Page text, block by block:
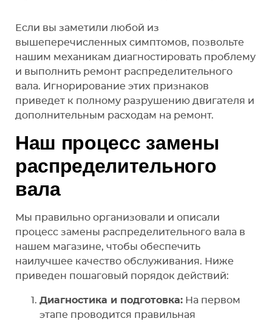
Если вы заметили любой из
вышеперечисленных симптомов, позвольте
нашим механикам диагностировать проблему
и выполнить ремонт распределительного
вала. Игнорирование этих признаков
приведет к полному разрушению двигателя и
дополнительным расходам на ремонт.
Наш процесс замены
распределительного
вала
Мы правильно организовали и описали
процесс замены распределительного вала в
нашем магазине, чтобы обеспечить
наилучшее качество обслуживания. Ниже
приведен пошаговый порядок действий:
Диагностика и подготовка: На первом
этапе проводится правильная